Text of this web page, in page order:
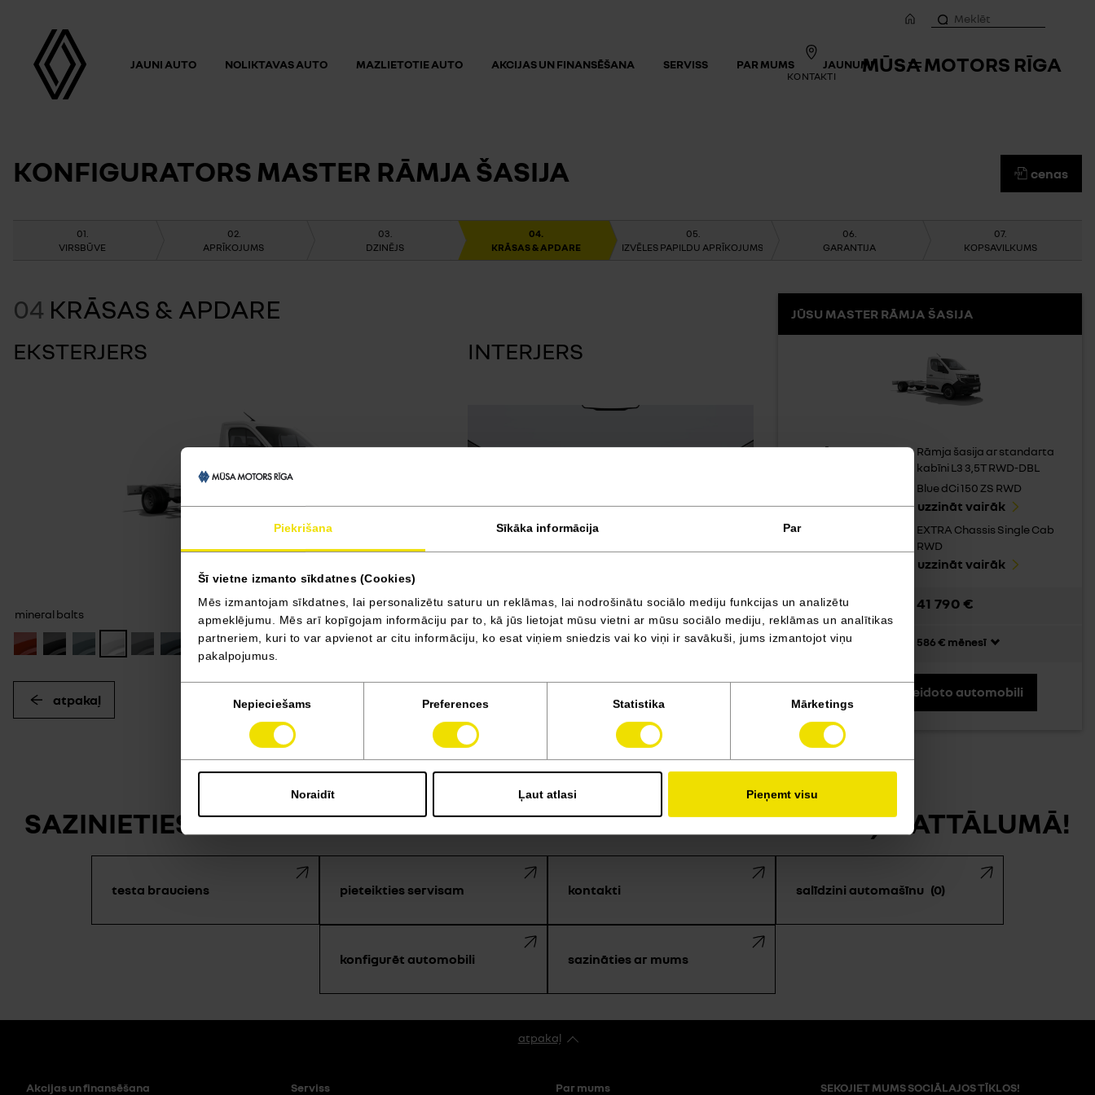
Piekrišana Sīkāka informācija Par
Šī vietne izmanto sīkdatnes (Cookies)
Mēs izmantojam sīkdatnes, lai personalizētu saturu un reklāmas, lai nodrošinātu sociālo mediju funkcijas un analizētu
apmeklējumu. Mēs arī kopīgojam informāciju par to, kā jūs lietojat mūsu vietni ar mūsu sociālo mediju, reklāmas un analītikas
partneriem, kuri to var apvienot ar citu informāciju, ko esat viņiem sniedzis vai ko viņi ir savākuši, jums izmantojot viņu
pakalpojumus.
Nepieciešams Preferences Statistika Mārketings
Noraidīt Ļaut atlasi Pieņemt visu
KONTAKTI MŪSA MOTORS RĪGA
JAUNI AUTO NOLIKTAVAS AUTO MAZLIETOTIE AUTO AKCIJAS UN FINANSĒŠANA SERVISS PAR MUMS JAUNUMI
KONFIGURATORS MASTER RĀMJA ŠASIJA cenas
VIRSBŪVE APRĪKOJUMS DZINĒJS KRĀSAS & APDARE IZVĒLES PAPILDU APRĪKOJUMS GARANTIJA KOPSAVILKUMS
04 KRĀSAS & APDARE
EKSTERJERS
mineral balts
INTERJERS
Auduma salona apdare UPPER
atpakaļ uz priekšu
JŪSU MASTER RĀMJA ŠASIJA
VIRSBŪVE:
Rāmja šasija ar standarta
kabīni L3 3,5T RWD-DBL
Blue dCi 150 ZS RWD
uzzināt vairāk
APRĪKOJUMA LĪMENIS:
EXTRA Chassis Single Cab
RWD
uzzināt vairāk
Sākot no: 41 790 €
Līzinga maksājums: 586 € mēnesī
saglabāt izveidoto automobili
SAZINIETIES AR MUMS — MĒS ATRODAMIES TIKAI VIENA KLIKŠĶA ATTĀLUMĀ!
testa brauciens pieteikties servisam kontakti salīdzini automašīnu 0
konfigurēt automobili sazināties ar mums
atpakaļ
Akcijas un finansēšana Serviss Par mums SEKOJIET MUMS SOCIĀLAJOS TĪKLOS!